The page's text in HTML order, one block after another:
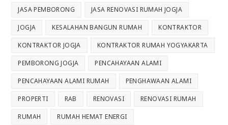
JASA PEMBORONG JASA RENOVASI RUMAH JOGJA
JOGJA KESALAHAN BANGUN RUMAH KONTRAKTOR
KONTRAKTOR JOGJA KONTRAKTOR RUMAH YOGYAKARTA
PEMBORONG JOGJA PENCAHAYAAN ALAMI
PENCAHAYAAN ALAMI RUMAH PENGHAWAAN ALAMI
PROPERTI RAB RENOVASI RENOVASI RUMAH
RUMAH RUMAH HEMAT ENERGI